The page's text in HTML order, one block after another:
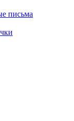
письма